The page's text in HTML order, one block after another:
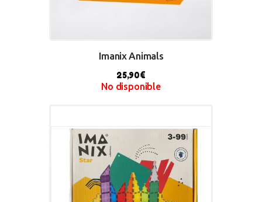
Imanix Animals
25,90€
No disponible